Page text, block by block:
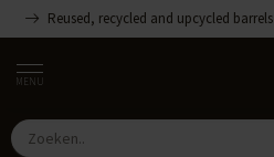
Reused, recycled and upcycled barrels
MENU